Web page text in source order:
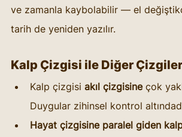
ve zamanla kaybolabilir — el
tarih de yeniden yazılır.
Kalp Çizgisi ile Diğer
Kalp çizgisi akıl çizgisine çok
Duygular zihinsel kontrol
Hayat çizgisine paralel giden